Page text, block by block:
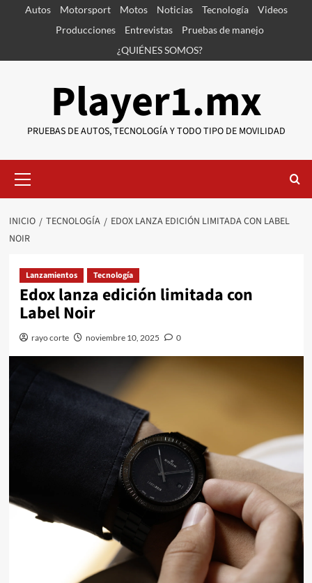
SaltarAutos Motorsport Motos Noticias Tecnología
Videos
Producciones
Entrevistas
Pruebas de manejo
¿QUIÉNES SOMOS?
Player1.mx
PRUEBAS DE AUTOS, TECNOLOGÍA Y TODO TIPO DE MOVILIDAD
primario
INICIO TECNOLOGÍA
EDOX LANZA EDICIÓN LIMITADA CON LABEL
NOIR
Lanzamientos Tecnología
Edox lanza edición limitada con
Label Noir
rayo corte noviembre 10, 2025 0